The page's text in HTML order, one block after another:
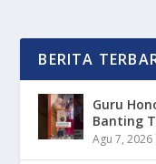
BERITA
Guru
Banting
Agu 7, 2026